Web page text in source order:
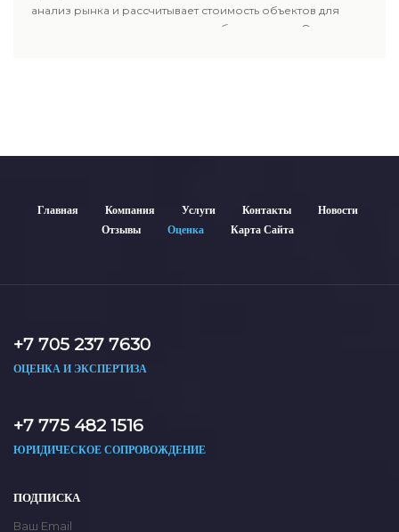
анализ рынка и рассчитывает стоимость объектов для
продажи, ипотеки, аренды и судебных споров. Оценка
Главная Компания Услуги Контакты
Новости
Отзывы
Оценка Карта Сайта
+7 705 237 7630
ОЦЕНКА И ЭКСПЕРТИЗА
+7 775 482 1516
ЮРИДИЧЕСКОЕ СОПРОВОЖДЕНИЕ
ПОДПИСКА